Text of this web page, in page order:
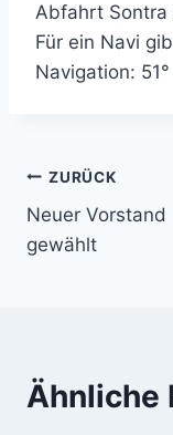
Abfahrt Sontra
Für ein Navi
Navigation: 51°
ZURÜCK
Neuer Vorstand
gewählt
Ähnliche